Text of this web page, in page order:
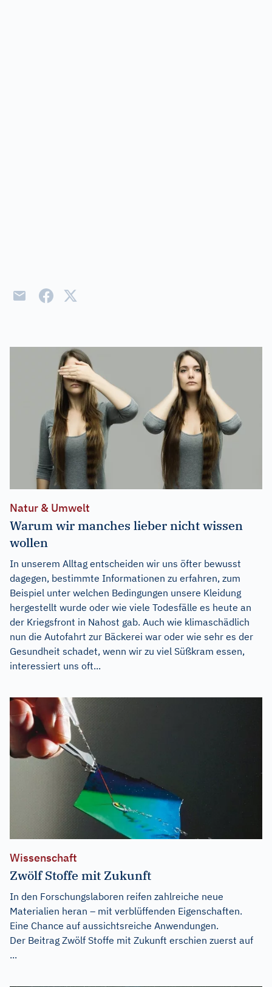
Natur & Umwelt
Warum wir manches lieber nicht wissen
wollen
In unserem Alltag entscheiden wir uns öfter bewusst
dagegen, bestimmte Informationen zu erfahren, zum
Beispiel unter welchen Bedingungen unsere Kleidung
hergestellt wurde oder wie viele Todesfälle es heute an
der Kriegsfront in Nahost gab. Auch wie klimaschädlich
nun die Autofahrt zur Bäckerei war oder wie sehr es der
Gesundheit schadet, wenn wir zu viel Süßkram essen,
interessiert uns oft...
Wissenschaft
Zwölf Stoffe mit Zukunft
In den Forschungslaboren reifen zahlreiche neue
Materialien heran – mit verblüffenden Eigenschaften.
Eine Chance auf aussichtsreiche Anwendungen.
Der Beitrag Zwölf Stoffe mit Zukunft erschien zuerst auf
...